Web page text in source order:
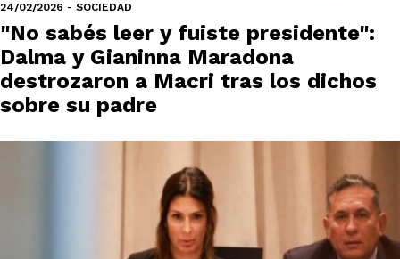
24/02/2026 - SOCIEDAD
"No sabés leer y fuiste presidente":
Dalma y Gianinna Maradona
destrozaron a Macri tras los dichos
sobre su padre